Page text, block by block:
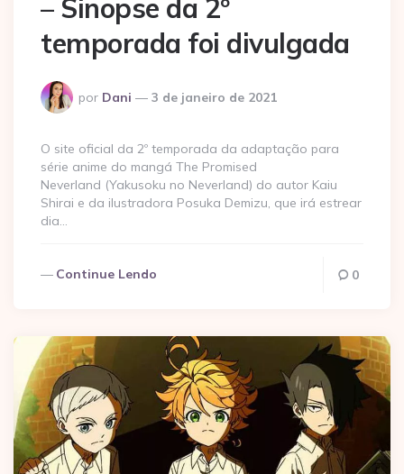
– Sinopse da 2º
temporada foi divulgada
Postado
por
por Dani 3 de janeiro de 2021
O site oficial da 2º temporada da adaptação para
série anime do mangá The Promised
Neverland (Yakusoku no Neverland) do autor Kaiu
Shirai e da ilustradora Posuka Demizu, que irá estrear
dia…
Continue Lendo 0